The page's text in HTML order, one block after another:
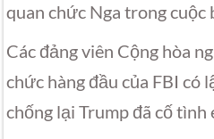
quan chức Nga trong cuộc
Các đảng viên Cộng hòa
chức hàng đầu của FBI có
chống lại Trump đã cố tình